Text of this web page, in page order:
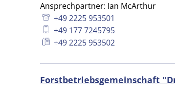
Ansprechpartner: Ian McArthur
+49 2225 953501
+49 177 7245795
+49 2225 953502
Forstbetriebsgemeinschaft